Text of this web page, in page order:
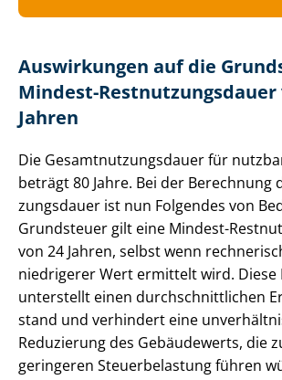
Auswirkungen auf die
Mindest-Rest­nut­zungs­dau­er
Jahren
Die Ge­samt­nut­zungs­dau­er für
beträgt 80 Jahre. Bei der
zungs­dau­er ist nun Folgendes von
Grundsteuer gilt eine Mindest-
von 24 Jahren, selbst wenn
niedrigerer Wert ermittelt wird. Diese
unterstellt einen durch­schnitt­li­chen
stand und verhindert eine
Reduzierung des Gebäudewerts, die
geringeren Steuerbelastung führen